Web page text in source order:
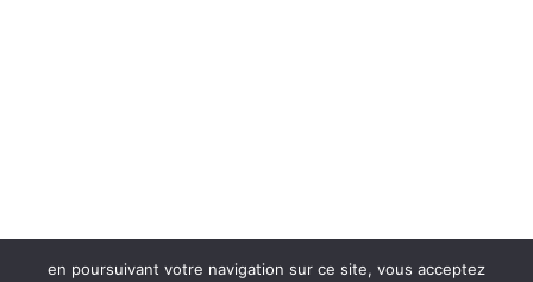
en poursuivant votre navigation sur ce site, vous acceptez